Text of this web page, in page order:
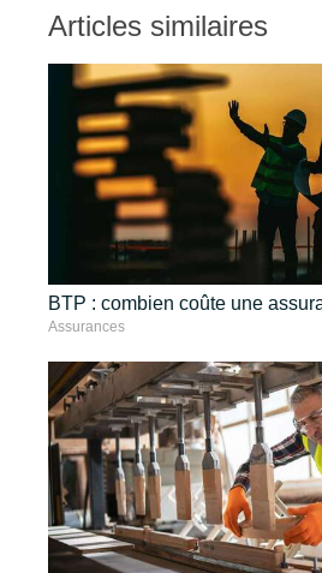
Articles similaires
BTP : combien coûte une
Assurances